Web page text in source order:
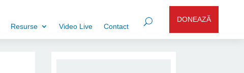
Resurse Video Live Contact
DONEAZĂ